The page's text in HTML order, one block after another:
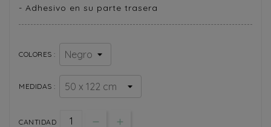
- Adhesivo en su parte trasera
COLORES :
MEDIDAS :
CANTIDAD